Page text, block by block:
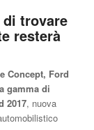
trovare
resterà
Concept, Ford
gamma di
2017, nuova